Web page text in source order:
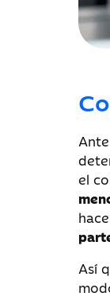
el
Así